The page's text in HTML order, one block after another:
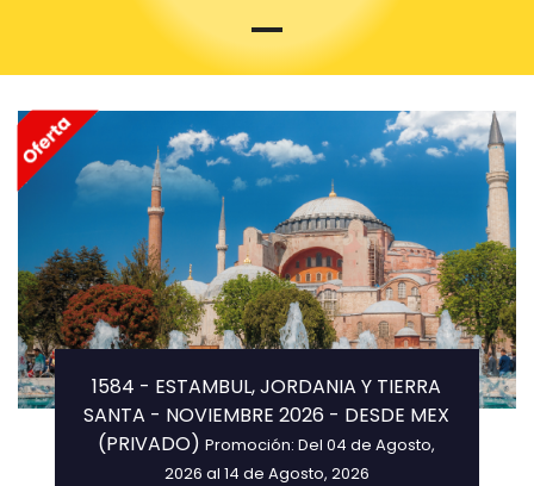
1584 - ESTAMBUL, JORDANIA Y TIERRA
SANTA - NOVIEMBRE 2026 - DESDE MEX
(PRIVADO)Promoción: Del 04 de Agosto,
2026 al 14 de Agosto, 2026